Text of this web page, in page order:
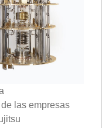
las empresas